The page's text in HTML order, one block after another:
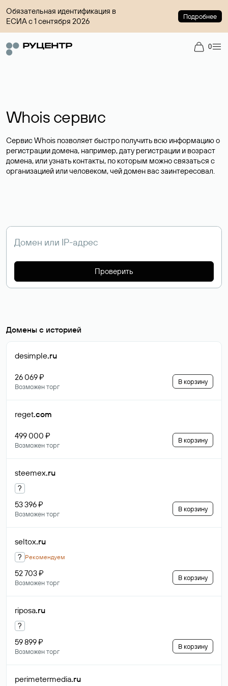
Обязательная идентификация в
ЕСИА с 1 сентября 2026
Подробнее
0
Whois сервис
Сервис Whois позволяет быстро получить всю информацию о
регистрации домена, например, дату регистрации и возраст
домена, или узнать контакты, по которым можно связаться с
организацией или человеком, чей домен вас заинтересовал.
Проверить
Домены с историей
desimple.ru
26 069 ₽
Возможен торг
В корзину
reget.com
499 000 ₽
Возможен торг
В корзину
steemex.ru
?
53 396 ₽
Возможен торг
В корзину
seltox.ru
? Рекомендуем
52 703 ₽
Возможен торг
В корзину
riposa.ru
?
59 899 ₽
Возможен торг
В корзину
perimetermedia.ru